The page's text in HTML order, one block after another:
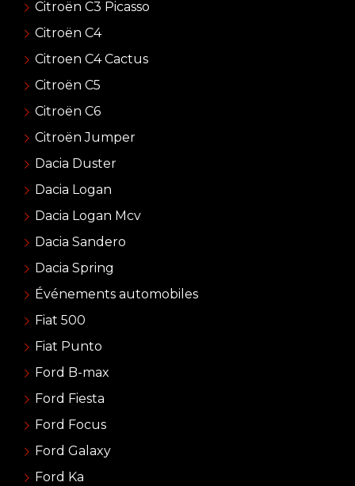
Citroën C3 Picasso
Citroën C4
Citroen C4 Cactus
Citroën C5
Citroën C6
Citroën Jumper
Dacia Duster
Dacia Logan
Dacia Logan Mcv
Dacia Sandero
Dacia Spring
Événements automobiles
Fiat 500
Fiat Punto
Ford B-max
Ford Fiesta
Ford Focus
Ford Galaxy
Ford Ka